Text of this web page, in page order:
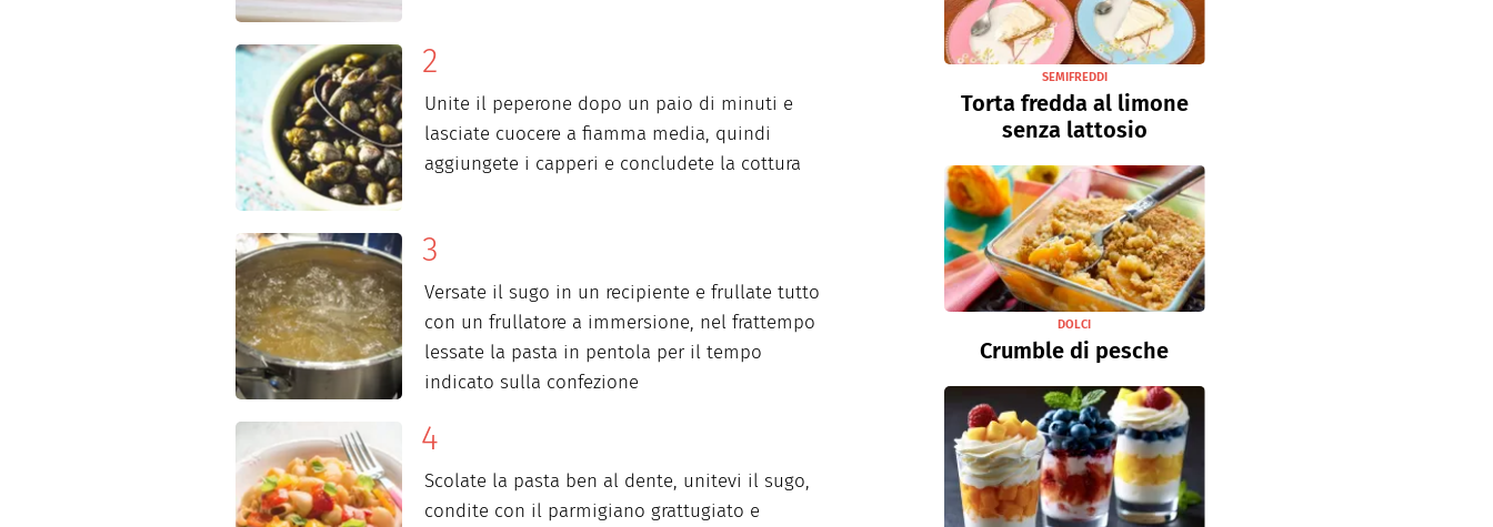
Unite il peperone dopo un paio di minuti e
lasciate cuocere a fiamma media, quindi
aggiungete i capperi e concludete la cottura
Versate il sugo in un recipiente e frullate tutto
con un frullatore a immersione, nel frattempo
lessate la pasta in pentola per il tempo
indicato sulla confezione
Scolate la pasta ben al dente, unitevi il sugo,
condite con il parmigiano grattugiato e
SEMIFREDDI
Torta fredda al limone
senza lattosio
DOLCI
Crumble di pesche